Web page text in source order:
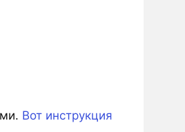
Вот инструкция